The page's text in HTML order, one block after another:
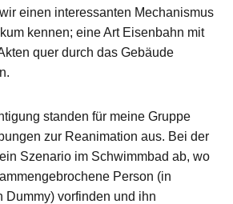
einen interessanten Mechanismus
kennen; eine Art Eisenbahn mit
quer durch das Gebäude
standen für meine Gruppe
zur Reanimation aus. Bei der
Szenario im Schwimmbad ab, wo
Person (in
Dummy) vorfinden und ihn